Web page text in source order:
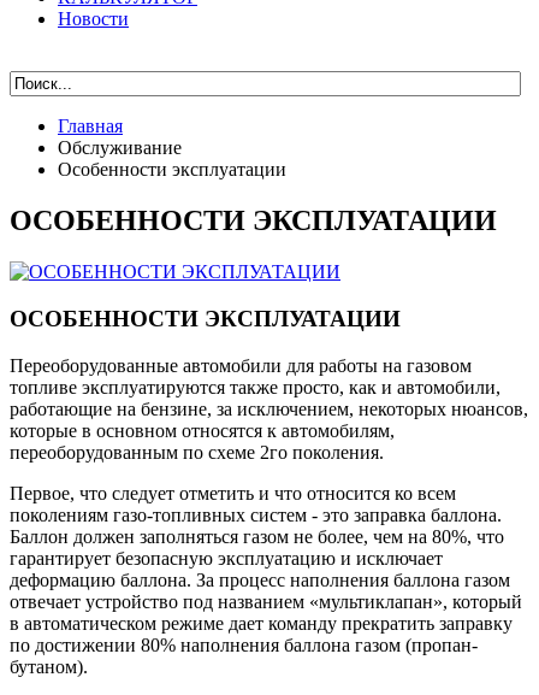
Новости
Главная
Обслуживание
Особенности эксплуатации
ОСОБЕННОСТИ ЭКСПЛУАТАЦИИ
ОСОБЕННОСТИ ЭКСПЛУАТАЦИИ
Переоборудованные автомобили для работы на газовом
топливе эксплуатируются также просто, как и автомобили,
работающие на бензине, за исключением, некоторых нюансов,
которые в основном относятся к автомобилям,
переоборудованным по схеме 2го поколения.
Первое, что следует отметить и что относится ко всем
поколениям газо-топливных систем - это заправка баллона.
Баллон должен заполняться газом не более, чем на 80%, что
гарантирует безопасную эксплуатацию и исключает
деформацию баллона. За процесс наполнения баллона газом
отвечает устройство под названием «мультиклапан», который
в автоматическом режиме дает команду прекратить заправку
по достижении 80% наполнения баллона газом (пропан-
бутаном).